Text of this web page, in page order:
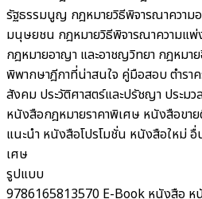
รัฐธรรมนูญ กฎหมายวิธีพิจารณาความ
มนุษยชน กฎหมายวิธีพิจารณาความแ
กฎหมายอาญา และอาชญวิทยา กฎหมา
พิพากษาฎีกาที่น่าสนใจ คู่มือสอบตำรา
สังคม ประวัติศาสตร์และปรัชญา ประม
หนังสือกฎหมายราคาพิเศษ หนังสือขา
แนะนำ หนังสือโปรโมชั่น หนังสือใหม่อื่
เศษ
รูปแบบ
9786165813570 E-Book หนังสือ ห